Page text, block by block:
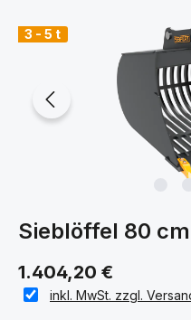
3 - 5 t
Sieblöffel 80
1.404,20 €
inkl. MwSt. zzgl.